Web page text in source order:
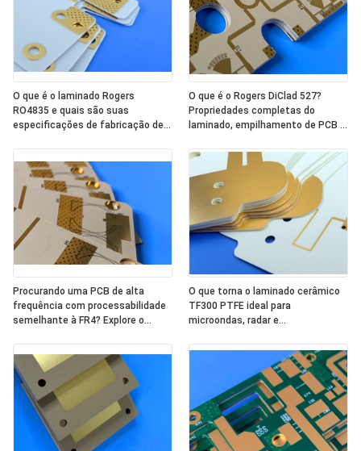
O que é o laminado Rogers
RO4835 e quais são suas
especificações de fabricação de
O que é o Rogers DiClad 527?
Propriedades completas do
laminado, empilhamento de PCB e
Procurando uma PCB de alta
frequência com processabilidade
semelhante à FR4? Explore o
3,00, TG >280°C, -55°C a +260°C)
O que torna o laminado cerâmico
TF300 PTFE ideal para
microondas, radar e